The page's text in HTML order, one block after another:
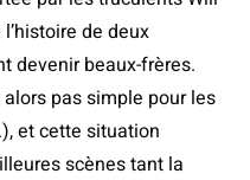
de deux
devenir beaux-frères.
pas simple pour les
et cette situation
scènes tant la